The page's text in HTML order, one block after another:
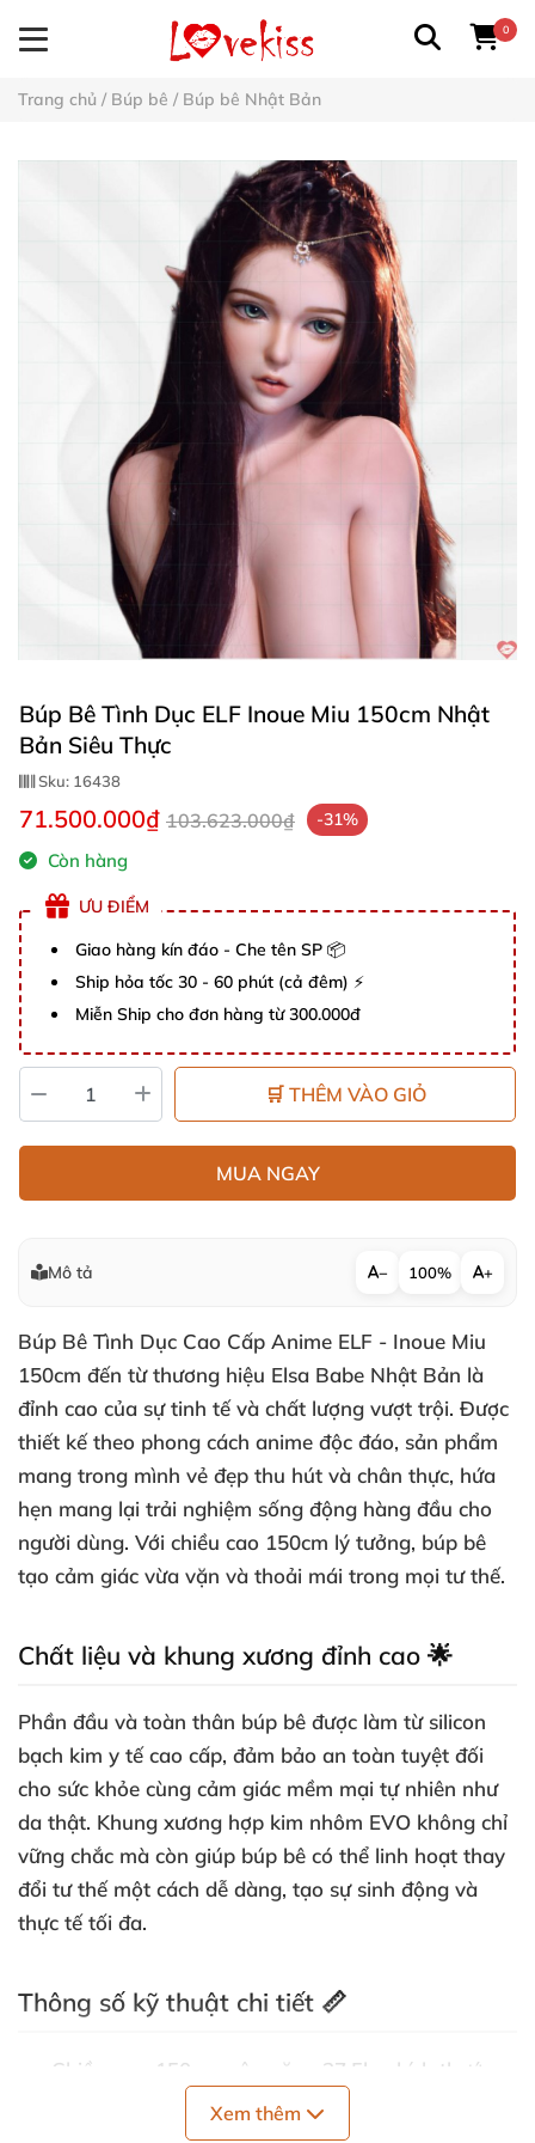
0
Trang chủ / Búp bê / Búp bê Nhật Bản
Búp Bê Tình Dục ELF Inoue Miu 150cm Nhật
Bản Siêu Thực
Sku: 16438
71.500.000₫ 103.623.000₫ -31%
Còn hàng
ƯU ĐIỂM
Giao hàng kín đáo - Che tên SP 📦
Ship hỏa tốc 30 - 60 phút (cả đêm) ⚡
Miễn Ship cho đơn hàng từ 300.000đ
🛒 THÊM VÀO GIỎ
MUA NGAY
Mô tả − 100% +
Búp Bê Tình Dục Cao Cấp Anime ELF - Inoue Miu
150cm đến từ thương hiệu Elsa Babe Nhật Bản là
đỉnh cao của sự tinh tế và chất lượng vượt trội. Được
thiết kế theo phong cách anime độc đáo, sản phẩm
mang trong mình vẻ đẹp thu hút và chân thực, hứa
hẹn mang lại trải nghiệm sống động hàng đầu cho
người dùng. Với chiều cao 150cm lý tưởng, búp bê
tạo cảm giác vừa vặn và thoải mái trong mọi tư thế.
Chất liệu và khung xương đỉnh cao 🌟
Phần đầu và toàn thân búp bê được làm từ silicon
bạch kim y tế cao cấp, đảm bảo an toàn tuyệt đối
cho sức khỏe cùng cảm giác mềm mại tự nhiên như
da thật. Khung xương hợp kim nhôm EVO không chỉ
vững chắc mà còn giúp búp bê có thể linh hoạt thay
đổi tư thế một cách dễ dàng, tạo sự sinh động và
thực tế tối đa.
Thông số kỹ thuật chi tiết 📏
Chiều cao: 150cm, cân nặng 27.5kg, kích thước
cơ thể chuẩn với vòng ngực 79cm, vòng eo 50cm
Xem thêm